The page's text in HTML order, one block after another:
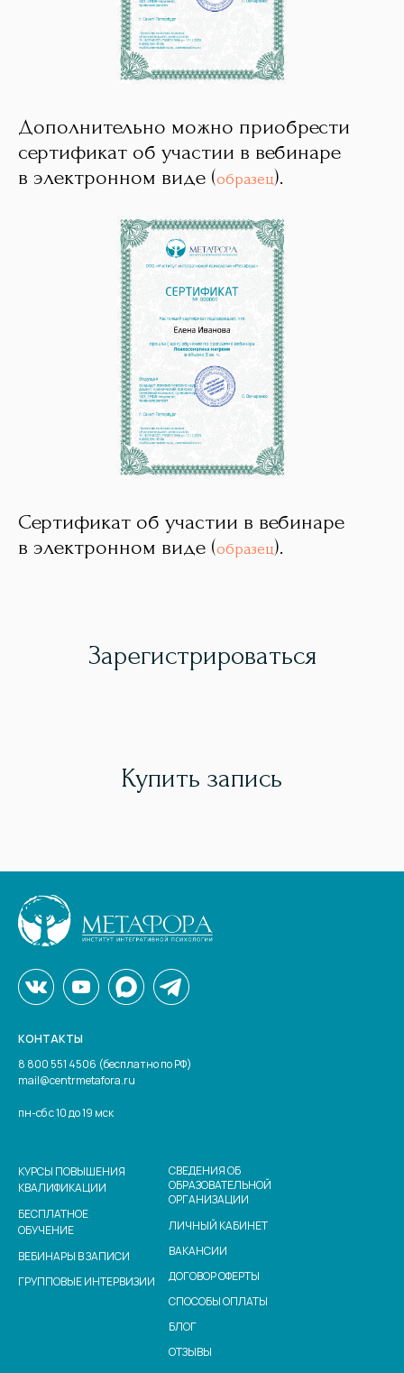
Дополнительно можно приобрести
сертификат об участии в вебинаре
в электронном виде (образец).
Сертификат об участии в вебинаре
в электронном виде (образец).
Зарегистрироваться
Купить запись
СВЕДЕНИЯ ОБ
ОБРАЗОВАТЕЛЬНОЙ
ОРГАНИЗАЦИИ
КОНТАКТЫ
БЕСПЛАТНОЕ
ОБУЧЕНИЕ
КУРСЫ ПОВЫШЕНИЯ
КВАЛИФИКАЦИИ
ЛИЧНЫЙ КАБИНЕТ
ВАКАНСИИ
СПОСОБЫ ОПЛАТЫ
БЛОГ
ОТЗЫВЫ
ДОГОВОР ОФЕРТЫ
8 800 551 4506 (бесплатно по РФ)
mail@centrmetafora.ru
пн-сб с 10 до 19 мск
ВЕБИНАРЫ В ЗАПИСИ
ГРУППОВЫЕ ИНТЕРВИЗИИ